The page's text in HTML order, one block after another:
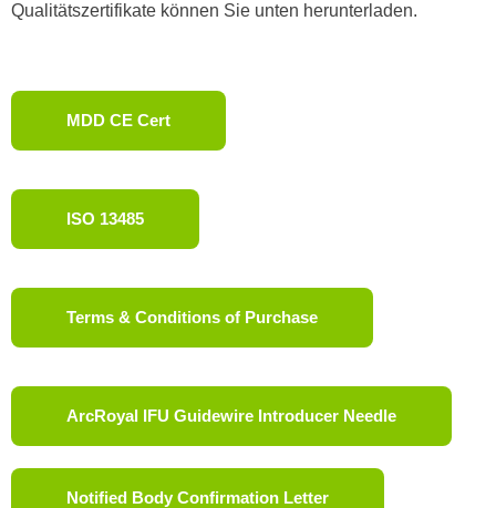
Qualitätszertifikate können Sie unten herunterladen.
MDD CE Cert
ISO 13485
Terms & Conditions of Purchase
ArcRoyal IFU Guidewire Introducer Needle
Notified Body Confirmation Letter